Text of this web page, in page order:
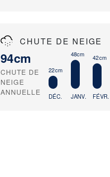
CHUTE DE NEIGE
94cm
CHUTE DE
NEIGE
ANNUELLE
22cm
DÉC.
48cm
JANV.
42cm
FÉVR.